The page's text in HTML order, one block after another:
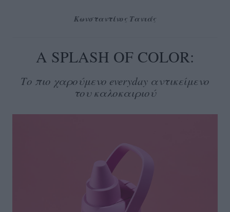
Κωνσταντίνος Τανιάς
A SPLASH OF COLOR:
Το πιο χαρούμενο everyday αντικείμενο
του καλοκαιριού